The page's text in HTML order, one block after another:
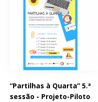
“Partilhas à Quarta” 5.ª
sessão - Projeto-Piloto